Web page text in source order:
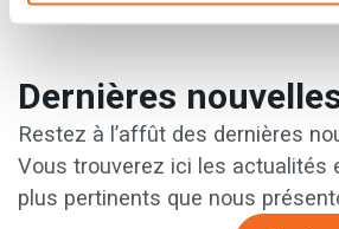
Dernières
Restez à l’affût des dernières
Vous trouverez ici les actualités
plus pertinents que nous